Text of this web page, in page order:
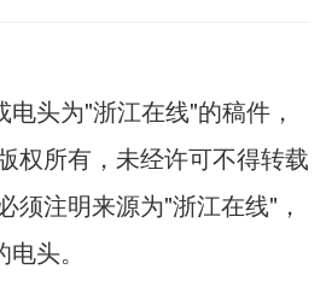
头为"浙江在线"的稿件，
权所有，未经许可不得转载
须注明来源为"浙江在线"，
头。